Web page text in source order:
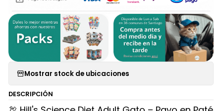
Mostrar stock de ubicaciones
DESCRIPCIÓN